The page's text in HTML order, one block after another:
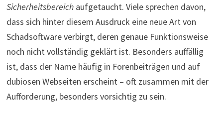
Sicherheitsbereichaufgetaucht. Viele sprechen davon,
dass sich hinter diesem Ausdruck eine neue Art von
Schadsoftware verbirgt, deren genaue Funktionsweise
noch nicht vollständig geklärt ist. Besonders auffällig
ist, dass der Name häufig in Forenbeiträgen und auf
dubiosen Webseiten erscheint – oft zusammen mit der
Aufforderung, besonders vorsichtig zu sein.